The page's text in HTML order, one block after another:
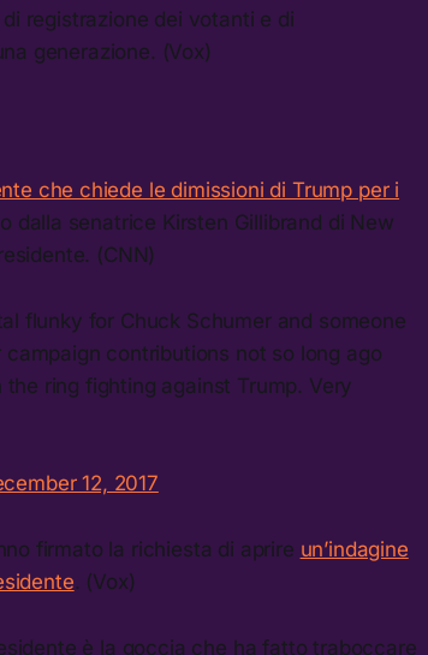
registrazione dei votanti e di
generazione. (Vox)
che chiede le dimissioni di Trump per i
dalla senatrice Kirsten Gillibrand di New
(CNN)
flunky for Chuck Schumer and someone
contributions not so long ago
ring fighting against Trump. Very
12, 2017
firmato la richiesta di aprire un’indagine
. (Vox)
è la goccia che ha fatto traboccare